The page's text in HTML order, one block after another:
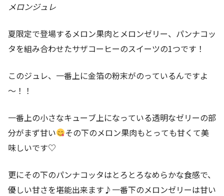
メロンジュレ
夏限定で登場するメロン果肉とメロンゼリー、パンナコッ
タを組み合わせたサザコーヒーのスイーツの1つです！
このジュレ、一番上に金箔の粉末がのっているんですよ
～！！
一番上の小さなキューブ上になっている透明なゼリーの部
分がまず甘い
その下のメロン果肉もとっても甘くて美
味しいです♡
更にその下のパンナコッタはとろとろなめらかな食感で、
優しい甘さを堪能出来ます♪一番下のメロンゼリーは甘い